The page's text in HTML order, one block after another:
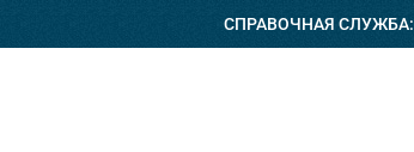
СПРАВОЧНАЯ СЛУЖБА: